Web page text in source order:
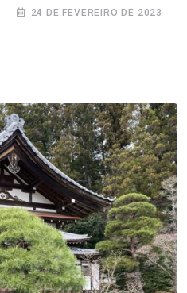
24 DE FEVEREIRO DE 2023